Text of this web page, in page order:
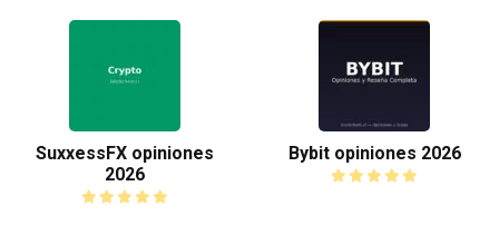
SuxxessFX opiniones
2026
Bybit opiniones 2026